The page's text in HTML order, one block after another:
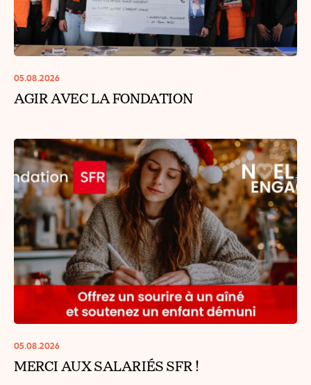
05.08.2026
AGIR AVEC LA FONDATION
05.08.2026
MERCI AUX SALARIÉS SFR !